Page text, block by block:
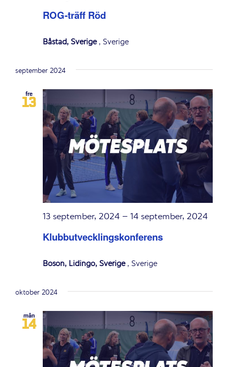
ROG-träff Röd
Båstad, Sverige, Sverige
september 2024
fre
13
Klubbutvecklingskonferens
13 september, 2024 – 14 september, 2024
Bosön, Lidingö, Sverige, Sverige
oktober 2024
mån
14